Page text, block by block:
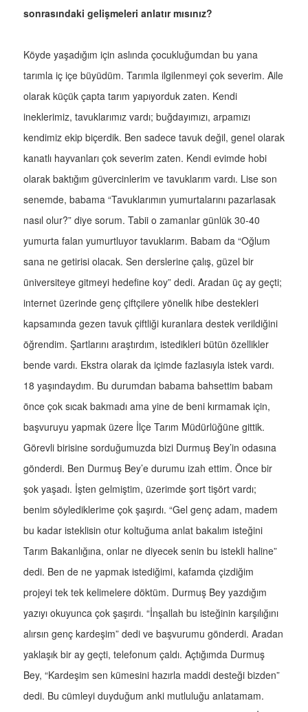
sonrasındaki gelişmeleri anlatır mısınız?
Köyde yaşadığım için aslında çocukluğumdan bu yana
tarımla iç içe büyüdüm. Tarımla ilgilenmeyi çok severim. Aile
olarak küçük çapta tarım yapıyorduk zaten. Kendi
ineklerimiz, tavuklarımız vardı; buğdayımızı, arpamızı
kendimiz ekip biçerdik. Ben sadece tavuk değil, genel olarak
kanatlı hayvanları çok severim zaten. Kendi evimde hobi
olarak baktığım güvercinlerim ve tavuklarım vardı. Lise son
senemde, babama “Tavuklarımın yumurtalarını pazarlasak
nasıl olur?” diye sorum. Tabii o zamanlar günlük 30-40
yumurta falan yumurtluyor tavuklarım. Babam da “Oğlum
sana ne getirisi olacak. Sen derslerine çalış, güzel bir
üniversiteye gitmeyi hedefine koy” dedi. Aradan üç ay geçti;
internet üzerinde genç çiftçilere yönelik hibe destekleri
kapsamında gezen tavuk çiftliği kuranlara destek verildiğini
öğrendim. Şartlarını araştırdım, istedikleri bütün özellikler
bende vardı. Ekstra olarak da içimde fazlasıyla istek vardı.
18 yaşındaydım. Bu durumdan babama bahsettim babam
önce çok sıcak bakmadı ama yine de beni kırmamak için,
başvuruyu yapmak üzere İlçe Tarım Müdürlüğüne gittik.
Görevli birisine sorduğumuzda bizi Durmuş Bey’in odasına
gönderdi. Ben Durmuş Bey’e durumu izah ettim. Önce bir
şok yaşadı. İşten gelmiştim, üzerimde şort tişört vardı;
benim söylediklerime çok şaşırdı. “Gel genç adam, madem
bu kadar isteklisin otur koltuğuma anlat bakalım isteğini
Tarım Bakanlığına, onlar ne diyecek senin bu istekli haline”
dedi. Ben de ne yapmak istediğimi, kafamda çizdiğim
projeyi tek tek kelimelere döktüm. Durmuş Bey yazdığım
yazıyı okuyunca çok şaşırdı. “İnşallah bu isteğinin karşılığını
alırsın genç kardeşim” dedi ve başvurumu gönderdi. Aradan
yaklaşık bir ay geçti, telefonum çaldı. Açtığımda Durmuş
Bey, “Kardeşim sen kümesini hazırla maddi desteği bizden”
dedi. Bu cümleyi duyduğum anki mutluluğu anlatamam.